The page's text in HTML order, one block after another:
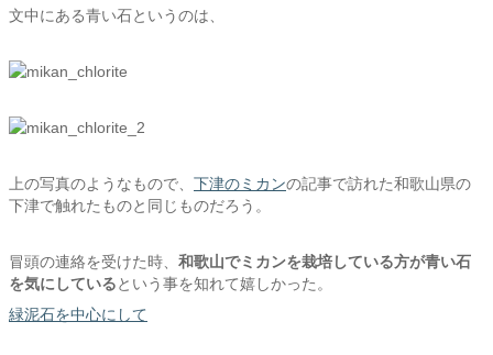
文中にある青い石というのは、
上の写真のようなもので、 下津のミカンの記事で訪れた和歌山県の
下津で触れたものと同じものだろう。
冒頭の連絡を受けた時、 和歌山でミカンを栽培している方が青い石
を気にしているという事を知れて嬉しかった。
緑泥石を中心にして